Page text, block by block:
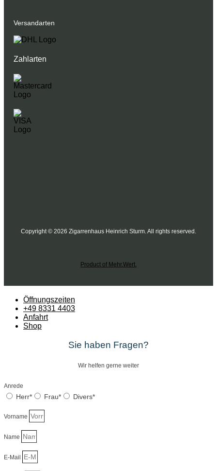
Versandarten
Zahlarten
Copyright © 2026 Zigarrenhaus Heinrich Sturm. All rights reserved.
Product of Mehr.Wert.
Öffnungszeiten
+49 8331 4403
Anfahrt
Shop
Sie haben Fragen?
Wir helfen gerne weiter
Anrede
Herr* Frau* Divers*
Vorname
Name
E-Mail